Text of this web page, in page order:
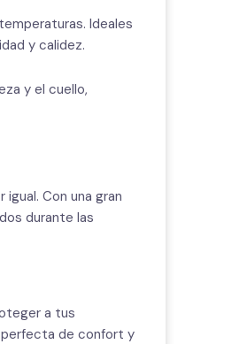
Ideales
y calidez.
y el cuello,
Con una gran
durante las
a tus
de confort y